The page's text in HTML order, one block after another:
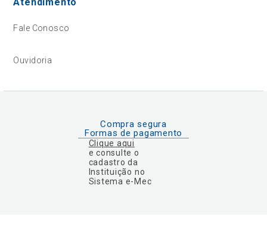
Fale Conosco
Ouvidoria
Compra segura
Formas de pagamento
Clique aqui
e consulte o
cadastro da
Instituição no
Sistema e-Mec